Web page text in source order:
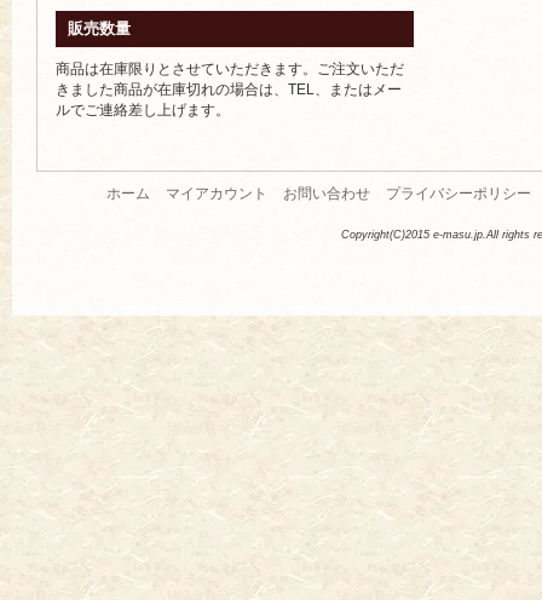
販売数量
商品は在庫限りとさせていただきます。ご注文いただ
きました商品が在庫切れの場合は、TEL、またはメー
ルでご連絡差し上げます。
ホーム マイアカウント お問い合わせ プライバシーポリシー
Copyright(C)2015 e-masu.jp.All rights